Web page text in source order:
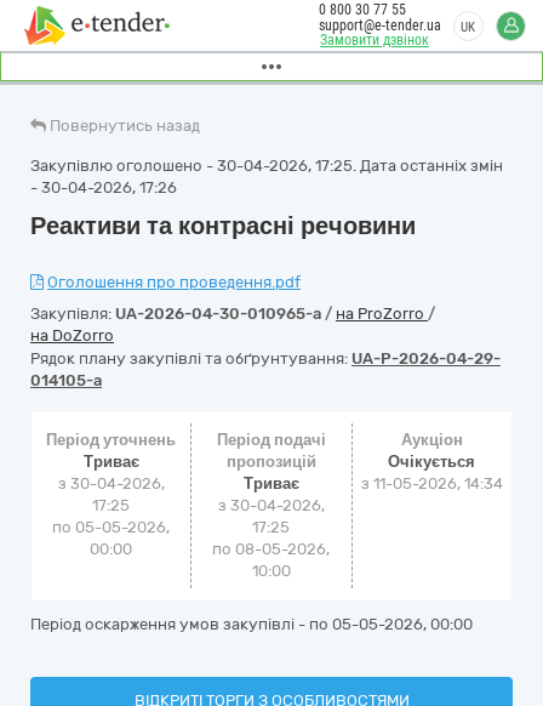
Замовити дзвінок
0 800 30 77 55
support@e-tender.ua
UK
Повернутись назад
Закупівлю оголошено - 30-04-2026, 17:25. Дата останніх змін
- 30-04-2026, 17:26
Реактиви та контрасні речовини
Оголошення про проведення.pdf
Закупівля: UA-2026-04-30-010965-a / на ProZorro /
на DoZorro
Рядок плану закупівлі та обґрунтування: UA-P-2026-04-29-
014105-a
Період уточнень
Триває
з 30-04-2026,
17:25
по 05-05-2026,
00:00
Період подачі
пропозицій
Триває
з 30-04-2026,
17:25
по 08-05-2026,
10:00
Аукціон
Очікується
з 11-05-2026, 14:34
Період оскарження умов закупівлі - по 05-05-2026, 00:00
ВІДКРИТІ ТОРГИ З ОСОБЛИВОСТЯМИ